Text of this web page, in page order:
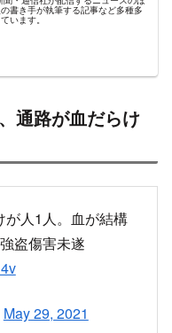
・通信社が配信するニュースのほ
書き手が執筆する記事など多種多
います。
通路が血だらけ
人1人。血が結構
盗傷害未遂
May 29, 2021